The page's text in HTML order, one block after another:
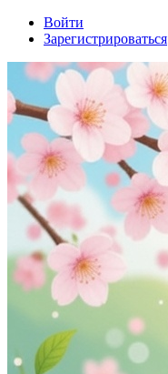
Войти
Зарегистрироваться